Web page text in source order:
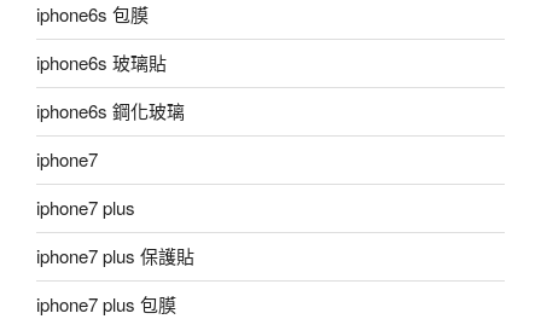
iphone6s 包膜
iphone6s 玻璃貼
iphone6s 鋼化玻璃
iphone7
iphone7 plus
iphone7 plus 保護貼
iphone7 plus 包膜